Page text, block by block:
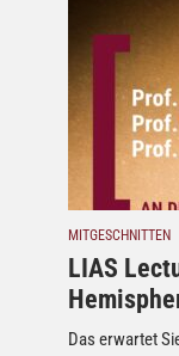
MITGESCHNITTEN
LIAS
Das erwartet